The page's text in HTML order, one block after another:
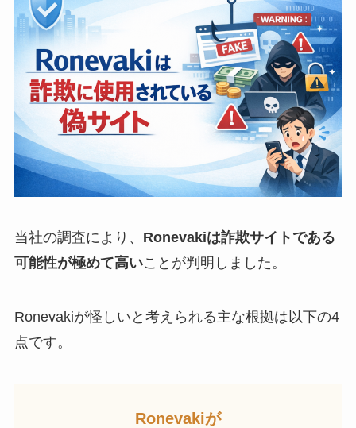
当社の調査により、 Ronevakiは詐欺サイトである
可能性が極めて高いことが判明しました。
Ronevakiが怪しいと考えられる主な根拠は以下の4
点です。
Ronevakiが